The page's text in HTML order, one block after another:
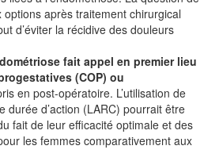
options après traitement chirurgical
d’éviter la récidive des douleurs
fait appel en premier lieu
(COP) ou
en post-opératoire. L’utilisation de
durée d’action (LARC) pourrait être
fait de leur efficacité optimale et des
les femmes comparativement aux